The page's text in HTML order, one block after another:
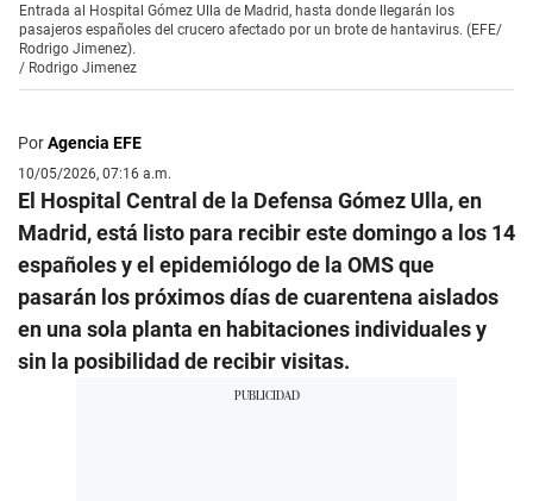
Entrada al Hospital Gómez Ulla de Madrid, hasta donde llegarán los
pasajeros españoles del crucero afectado por un brote de hantavirus. (EFE/
Rodrigo Jimenez).
/ Rodrigo Jimenez
PorAgencia EFE
10/05/2026, 07:16 a.m.
El Hospital Central de la Defensa Gómez Ulla, en
Madrid, está listo para recibir este domingo a los 14
españoles y el epidemiólogo de la OMS que
pasarán los próximos días de cuarentena aislados
en una sola planta en habitaciones individuales y
sin la posibilidad de recibir visitas.